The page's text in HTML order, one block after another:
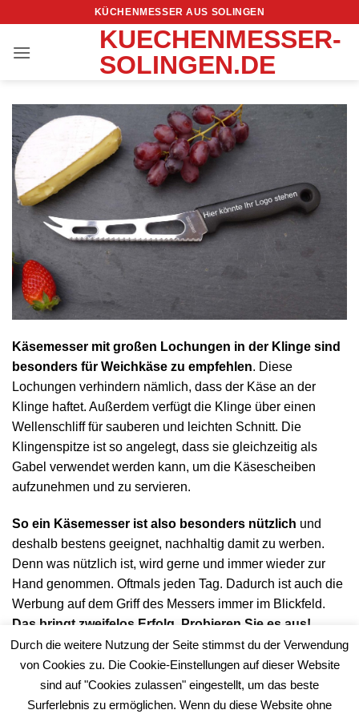
springen
KÜCHENMESSER AUS SOLINGEN
KUECHENMESSER-
SOLINGEN.DE
Käsemesser mit großen Lochungen in der Klinge sind
besonders für Weichkäse zu empfehlen. Diese
Lochungen verhindern nämlich, dass der Käse an der
Klinge haftet. Außerdem verfügt die Klinge über einen
Wellenschliff für sauberen und leichten Schnitt. Die
Klingenspitze ist so angelegt, dass sie gleichzeitig als
Gabel verwendet werden kann, um die Käsescheiben
aufzunehmen und zu servieren.
So ein Käsemesser ist also besonders nützlich und
deshalb bestens geeignet, nachhaltig damit zu werben.
Denn was nützlich ist, wird gerne und immer wieder zur
Hand genommen. Oftmals jeden Tag. Dadurch ist auch die
Werbung auf dem Griff des Messers immer im Blickfeld.
Das bringt zweifelos Erfolg. Probieren Sie es aus!
Bei Abnahme ab 1.000 Stück€/St. 2,40inklusive
Siebdruck 1-farbig, 1-seitig und mit Klingenschutz.
Durch die weitere Nutzung der Seite stimmst du der Verwendung
von Cookies zu. Die Cookie-Einstellungen auf dieser Website
sind auf "Cookies zulassen" eingestellt, um das beste
Surferlebnis zu ermöglichen. Wenn du diese Website ohne